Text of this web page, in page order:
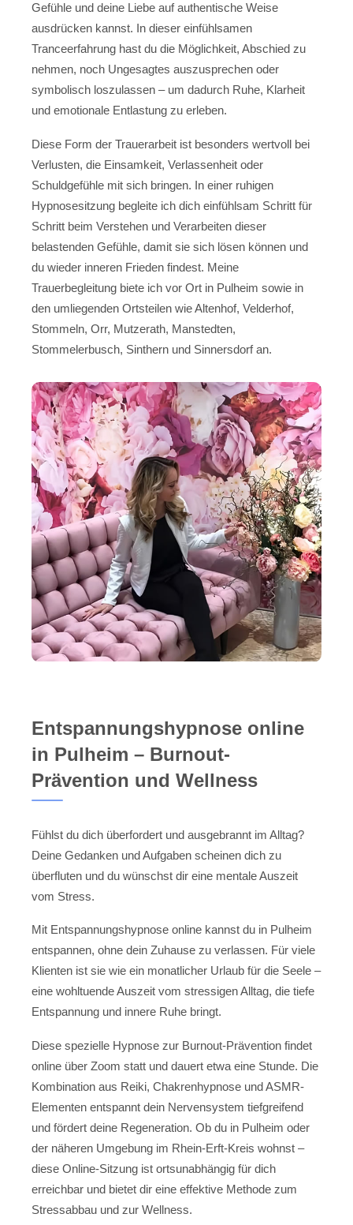
Gefühle und deine Liebe auf authentische Weise
ausdrücken kannst. In dieser einfühlsamen
Tranceerfahrung hast du die Möglichkeit, Abschied zu
nehmen, noch Ungesagtes auszusprechen oder
symbolisch loszulassen – um dadurch Ruhe, Klarheit
und emotionale Entlastung zu erleben.
Diese Form der Trauerarbeit ist besonders wertvoll bei
Verlusten, die Einsamkeit, Verlassenheit oder
Schuldgefühle mit sich bringen. In einer ruhigen
Hypnosesitzung begleite ich dich einfühlsam Schritt für
Schritt beim Verstehen und Verarbeiten dieser
belastenden Gefühle, damit sie sich lösen können und
du wieder inneren Frieden findest. Meine
Trauerbegleitung biete ich vor Ort in Pulheim sowie in
den umliegenden Ortsteilen wie Altenhof, Velderhof,
Stommeln, Orr, Mutzerath, Manstedten,
Stommelerbusch, Sinthern und Sinnersdorf an.
Entspannungshypnose online
in Pulheim – Burnout-
Prävention und Wellness
Fühlst du dich überfordert und ausgebrannt im Alltag?
Deine Gedanken und Aufgaben scheinen dich zu
überfluten und du wünschst dir eine mentale Auszeit
vom Stress.
Mit Entspannungshypnose online kannst du in Pulheim
entspannen, ohne dein Zuhause zu verlassen. Für viele
Klienten ist sie wie ein monatlicher Urlaub für die Seele –
eine wohltuende Auszeit vom stressigen Alltag, die tiefe
Entspannung und innere Ruhe bringt.
Diese spezielle Hypnose zur Burnout-Prävention findet
online über Zoom statt und dauert etwa eine Stunde. Die
Kombination aus Reiki, Chakrenhypnose und ASMR-
Elementen entspannt dein Nervensystem tiefgreifend
und fördert deine Regeneration. Ob du in Pulheim oder
der näheren Umgebung im Rhein-Erft-Kreis wohnst –
diese Online-Sitzung ist ortsunabhängig für dich
erreichbar und bietet dir eine effektive Methode zum
Stressabbau und zur Wellness.